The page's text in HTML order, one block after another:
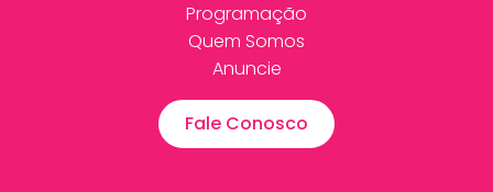
Programação
Quem Somos
Anuncie
Fale Conosco